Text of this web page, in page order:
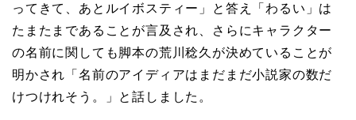
ってきて、あとルイボスティー」と答え「わるい」は
たまたまであることが言及され、さらにキャラクター
の名前に関しても脚本の荒川稔久が決めていることが
明かされ「名前のアイディアはまだまだ小説家の数だ
けつけれそう。」と話しました。